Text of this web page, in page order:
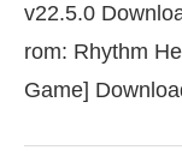
v22.5.0
rom: Rhythm
Game]